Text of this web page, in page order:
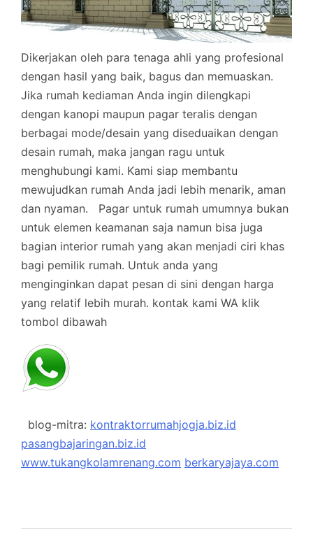
Dikerjakan oleh para tenaga ahli yang profesional
dengan hasil yang baik, bagus dan memuaskan.
Jika rumah kediaman Anda ingin dilengkapi
dengan kanopi maupun pagar teralis dengan
berbagai mode/desain yang diseduaikan dengan
desain rumah, maka jangan ragu untuk
menghubungi kami. Kami siap membantu
mewujudkan rumah Anda jadi lebih menarik, aman
dan nyaman.
Pagar untuk rumah umumnya bukan
untuk elemen keamanan saja namun bisa juga
bagian interior rumah yang akan menjadi ciri khas
bagi pemilik rumah. Untuk anda yang
menginginkan dapat pesan di sini dengan harga
yang relatif lebih murah. kontak kami WA klik
tombol dibawah
blog-mitra: kontraktorrumahjogja.biz.id
pasangbajaringan.biz.id
www.tukangkolamrenang.com berkaryajaya.com